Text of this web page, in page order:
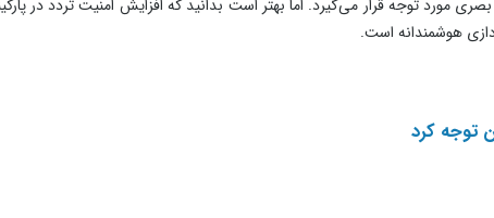
مورد توجه قرار می‌گیرد. اما بهتر است بدانید که افزایش امنیت تردد در
هوشمندانه است.
توجه کرد